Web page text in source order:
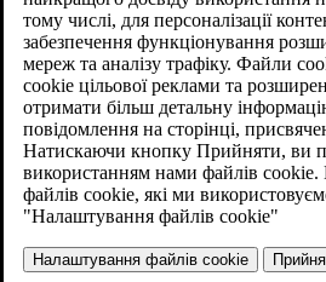
Відкрийте для себе EX60
Новий електричний EX60 стане
нашій новітній технологічній​
запас ходу на електротязі, ніж будь-
також революційний користувацький
Новий EX60 — наш перший
автомобіль у сегменті
де ми вже є лідером. EX60 стане
лінійки продуктів і значним кроком
повністю електрифікованого